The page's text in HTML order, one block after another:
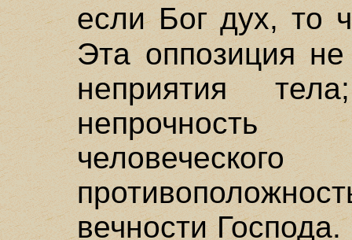
если Бог дух, то
Эта оппозиция не
неприятия
вечности